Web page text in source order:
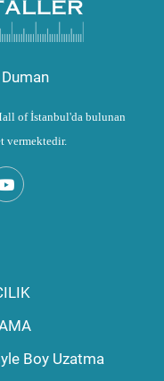
of İstanbul'da bulunan
vermektedir.
Boy Uzatma